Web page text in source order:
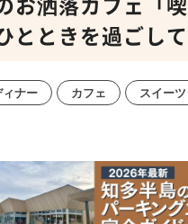
とときを過ごし
ィナー カフェ スイーツ